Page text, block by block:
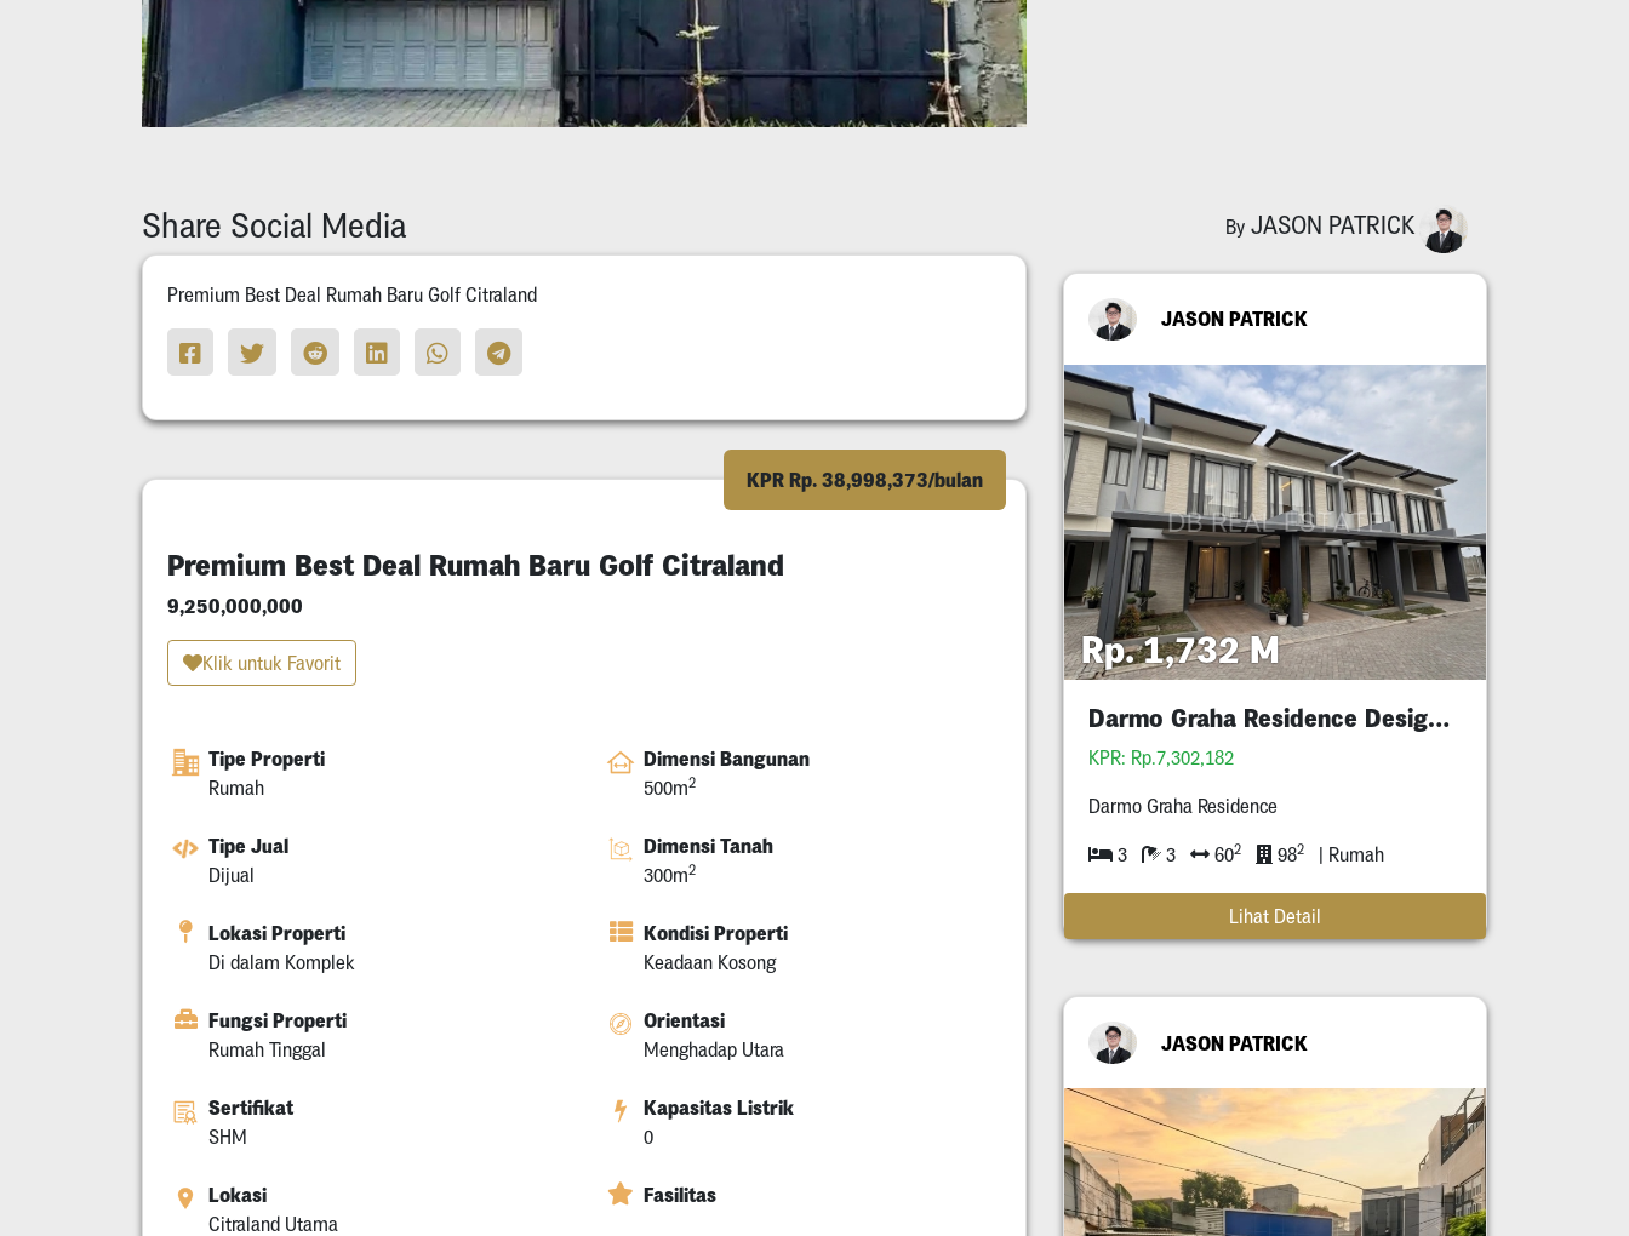
Share Social Media
Premium Best Deal Rumah Baru Golf Citraland
KPR Rp. 38,998,373/bulan
Premium Best Deal Rumah Baru Golf Citraland
9,250,000,000
Klik untuk Favorit
Tipe Properti
Rumah
Dimensi Bangunan
500m2
Tipe Jual
Dijual
Dimensi Tanah
300m2
Lokasi Properti
Di dalam Komplek
Kondisi Properti
Keadaan Kosong
Fungsi Properti
Rumah Tinggal
Orientasi
Menghadap Utara
Sertifikat
SHM
Kapasitas Listrik
0
Lokasi
Citraland Utama
Fasilitas
By JASON PATRICK
JASON PATRICK
Rp. 1,732 M
Darmo Graha Residence Design Baru Mewah
KPR: Rp.7,302,182
Darmo Graha Residence
3 3 602 982 | Rumah
Lihat Detail
JASON PATRICK